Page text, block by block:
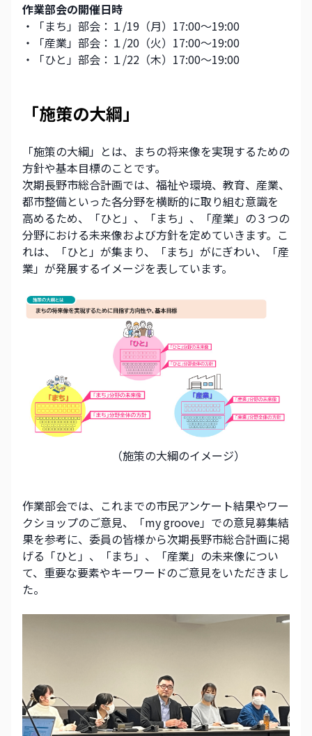
作業部会の開催日時
・「まち」部会：１/19（月）17:00～19:00
・「産業」部会：１/20（火）17:00～19:00
・「ひと」部会：１/22（木）17:00～19:00
「施策の大綱」
「施策の大綱」とは、まちの将来像を実現するための
方針や基本目標のことです。
次期長野市総合計画では、福祉や環境、教育、産業、
都市整備といった各分野を横断的に取り組む意識を
高めるため、「ひと」、「まち」、「産業」の３つの
分野における未来像および方針を定めていきます。こ
れは、「ひと」が集まり、「まち」がにぎわい、「産
業」が発展するイメージを表しています。
                                （施策の大綱のイメージ）
作業部会では、これまでの市民アンケート結果やワー
クショップのご意見、「my groove」での意見募集結
果を参考に、委員の皆様から次期長野市総合計画に掲
げる「ひと」、「まち」、「産業」の未来像につい
て、重要な要素やキーワードのご意見をいただきまし
た。